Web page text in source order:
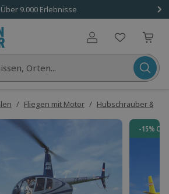
Über 9.000 Erlebnisse
Benutzerkonto
Orten...
/ Fliegen mit Motor / Hubschrauber &
-15%